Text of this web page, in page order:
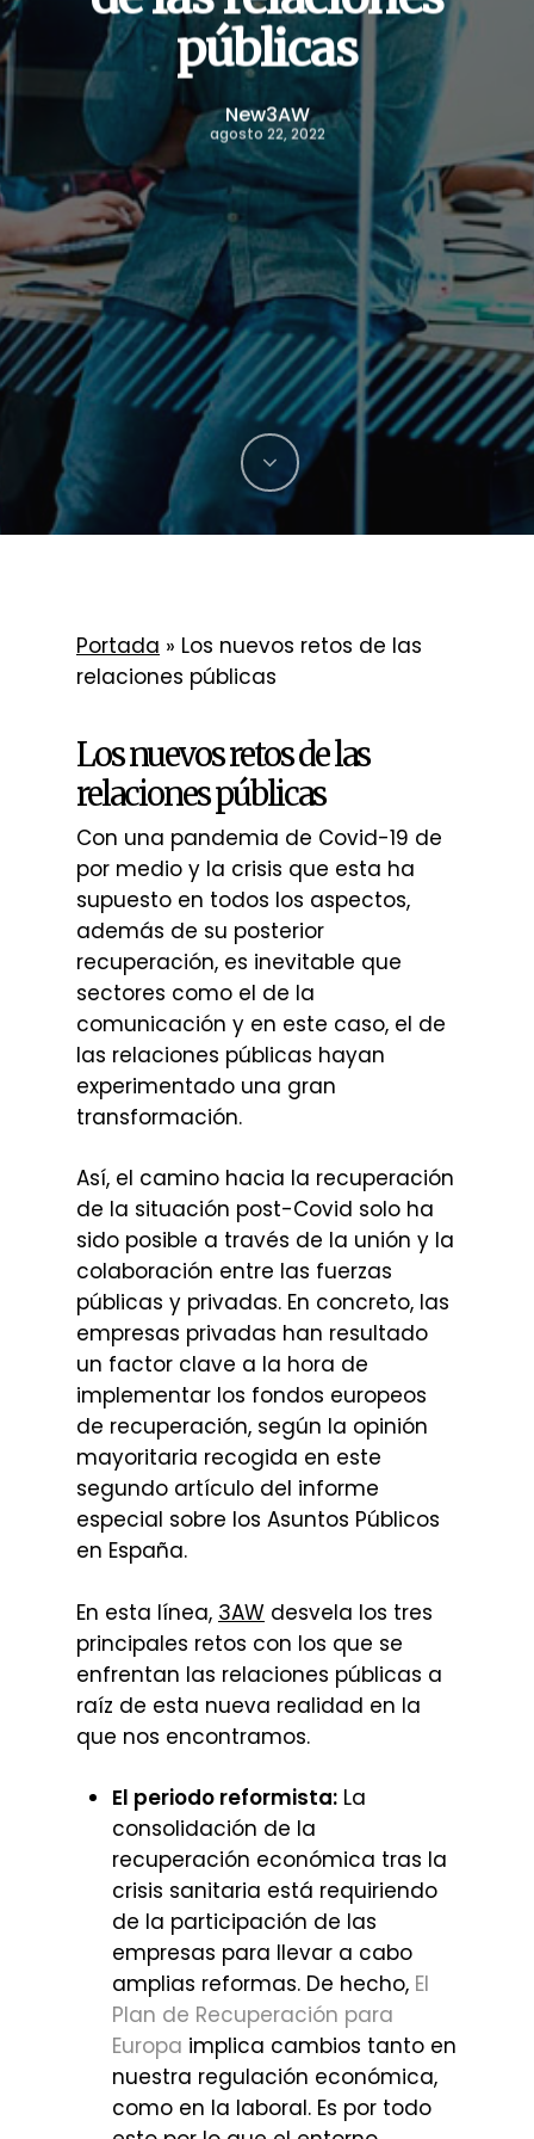
públicas
New3AW
agosto 22, 2022
Portada » Los nuevos retos de las
relaciones públicas
Los nuevos retos de las
relaciones públicas
Con una pandemia de Covid-19 de
por medio y la crisis que esta ha
supuesto en todos los aspectos,
además de su posterior
recuperación, es inevitable que
sectores como el de la
comunicación y en este caso, el de
las relaciones públicas hayan
experimentado una gran
transformación.
Así, el camino hacia la recuperación
de la situación post-Covid solo ha
sido posible a través de la unión y la
colaboración entre las fuerzas
públicas y privadas. En concreto, las
empresas privadas han resultado
un factor clave a la hora de
implementar los fondos europeos
de recuperación, según la opinión
mayoritaria recogida en este
segundo artículo del informe
especial sobre los Asuntos Públicos
en España.
En esta línea, 3AW desvela los tres
principales retos con los que se
enfrentan las relaciones públicas a
raíz de esta nueva realidad en la
que nos encontramos.
El periodo reformista: La
consolidación de la
recuperación económica tras la
crisis sanitaria está requiriendo
de la participación de las
empresas para llevar a cabo
amplias reformas. De hecho, El
Plan de Recuperación para
Europa implica cambios tanto en
nuestra regulación económica,
como en la laboral. Es por todo